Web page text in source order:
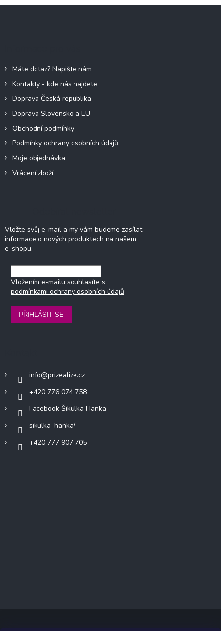
Máte dotaz? Napište nám
Kontakty - kde nás najdete
Doprava Česká republika
Doprava Slovensko a EU
Obchodní podmínky
Podmínky ochrany osobních údajů
Moje objednávka
Vrácení zboží
Vložte svůj e-mail a my vám budeme zasílat
informace o nových produktech na našem
e-shopu.
Vložením e-mailu souhlasíte s
podmínkami ochrany osobních údajů
PŘIHLÁSIT SE
info@prizealize.cz
+420 776 074 758
Facebook Šikulka Hanka
sikulka_hanka/
+420 777 907 705